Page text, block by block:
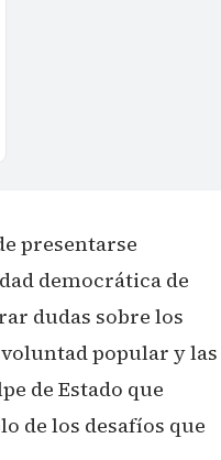
presentarse
democrática de
dudas sobre los
popular y las
de Estado que
de los desafíos que